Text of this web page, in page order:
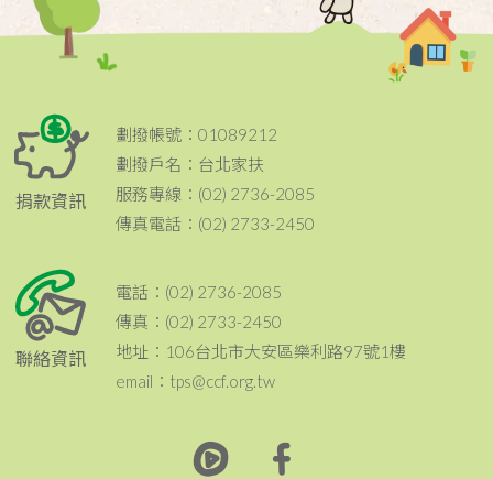
捐款資訊
劃撥帳號：01089212
劃撥戶名：台北家扶
服務專線：(02) 2736-2085
傳真電話：(02) 2733-2450
聯絡資訊
電話：(02) 2736-2085
傳真：(02) 2733-2450
地址：106台北市大安區樂利路97號1樓
email：tps@ccf.org.tw